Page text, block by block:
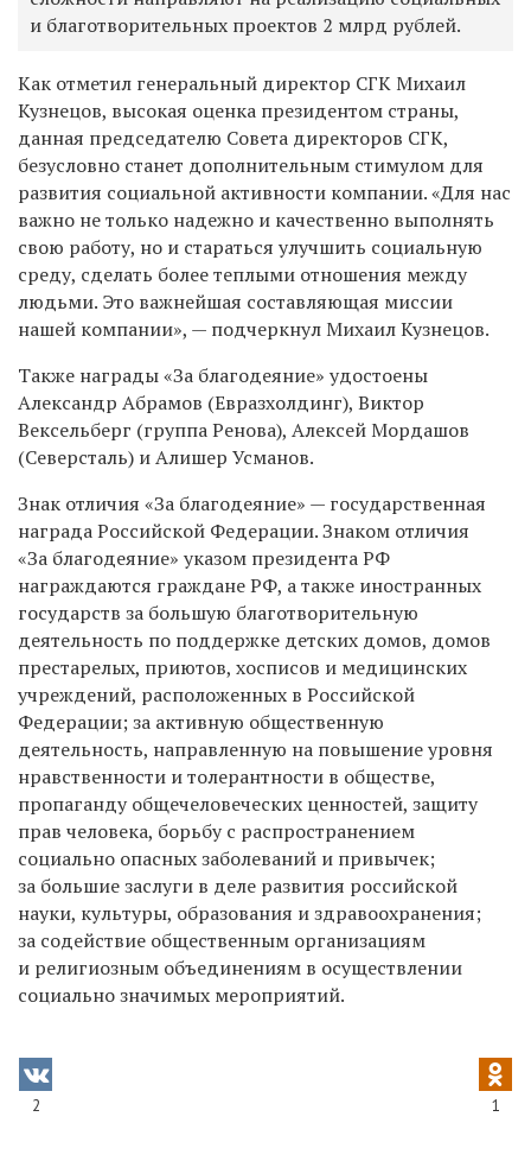
и благотворительных проектов 2 млрд рублей.
Как отметил генеральный директор СГК Михаил
Кузнецов, высокая оценка президентом страны,
данная председателю Совета директоров СГК,
безусловно станет дополнительным стимулом для
развития социальной активности компании. «Для нас
важно не только надежно и качественно выполнять
свою работу, но и стараться улучшить социальную
среду, сделать более теплыми отношения между
людьми. Это важнейшая составляющая миссии
нашей компании», — подчеркнул Михаил Кузнецов.
Также награды «За благодеяние» удостоены
Александр Абрамов (Евразхолдинг), Виктор
Вексельберг (группа Ренова), Алексей Мордашов
(Северсталь) и Алишер Усманов.
Знак отличия «За благодеяние» — государственная
награда Российской Федерации. Знаком отличия
«За благодеяние» указом президента РФ
награждаются граждане РФ, а также иностранных
государств за большую благотворительную
деятельность по поддержке детских домов, домов
престарелых, приютов, хосписов и медицинских
учреждений, расположенных в Российской
Федерации; за активную общественную
деятельность, направленную на повышение уровня
нравственности и толерантности в обществе,
пропаганду общечеловеческих ценностей, защиту
прав человека, борьбу с распространением
социально опасных заболеваний и привычек;
за большие заслуги в деле развития российской
науки, культуры, образования и здравоохранения;
за содействие общественным организациям
и религиозным объединениям в осуществлении
социально значимых мероприятий.
2 1